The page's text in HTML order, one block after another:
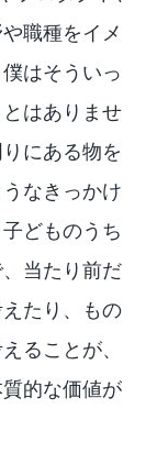
職種をイメ
はそういっ
はありませ
にある物を
なきっかけ
どものうち
当たり前だ
たり、もの
ることが、
的な価値が